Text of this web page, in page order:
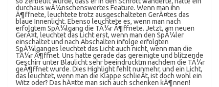
durchaus wÃ¼nschenswertes Feature. Wenn man ihn
Ã¶ffnete, leuchtete trotz ausgeschalteten GerÃ¤tes das
blaue Innenlicht. Ebenso leuchtete es, wenn man nach
erfolgtem SpÃ¼lgang die TÃ¼r Ã¶ffnete. Jetzt, am neuen
GerÃ¤t, leuchtet das Licht erst, wenn man den SpÃ¼ler
einschaltet und nach Abschalten infolge erfolgten
SpÃ¼lganges leuchtet das Licht auch nicht, wenn man die
TÃ¼r Ã¶ffnet. Uns hatte gerade das gereinigte und blitzende
Geschirr unter Blaulicht sehr beeindrucktm nachdem die TÃ¼r
geÃ¶ffnet wurde. Dies Highlight fehlt nunmehr, und ein Licht,
das leuchtet, wenn man die Klappe schlieÃt, ist doch wohl ein
Witz oder? Das hÃ¤tte man sich auch schenken kÃ¶nnen!